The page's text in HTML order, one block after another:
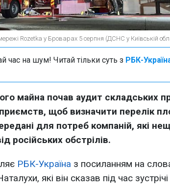
Rozetka у Броварах 5 серпня (ДСНС у Київській
час на шум! Читай тільки суть з РБК-
майна почав аудит складських
щоб визначити перелік
для потреб компаній, які
російських обстрілів.
РБК-Україна з посиланням на
які він сказав під час зустрічі